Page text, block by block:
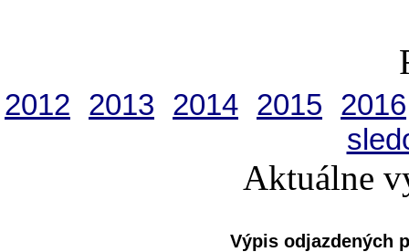
2012 2013 2014 2015
2016
Aktuálne
Výpis odjazdených